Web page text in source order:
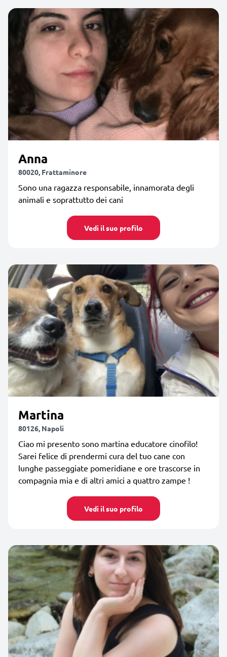
Anna
80020, Frattaminore
Sono una ragazza responsabile, innamorata degli
animali e soprattutto dei cani
Vedi il suo profilo
Martina
80126, Napoli
Ciao mi presento sono martina educatore cinofilo!
Sarei felice di prendermi cura del tuo cane con
lunghe passeggiate pomeridiane e ore trascorse in
compagnia mia e di altri amici a quattro zampe !
Vedi il suo profilo